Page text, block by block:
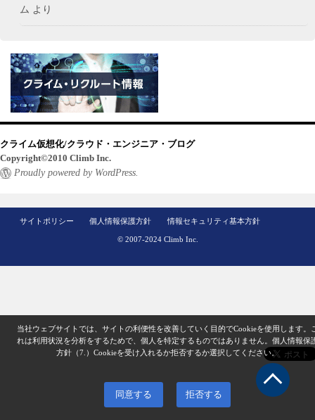
ム より
クライム仮想化/クラウド・エンジニア・ブログ
Copyright©2010 Climb Inc.
Proudly powered by WordPress.
サイトポリシー 個人情報保護方針 情報セキュリティ基本方針
© 2007-2024 Climb Inc.
当社ウェブサイトでは、サイトの利便性を改善していく目的でCookieを使用します。
れは利用状況を分析をするためで、個人を特定するものではありません。 個人情報保
方針（7.） Cookieを受け入れるか拒否するか選択してください。
同意する 拒否する